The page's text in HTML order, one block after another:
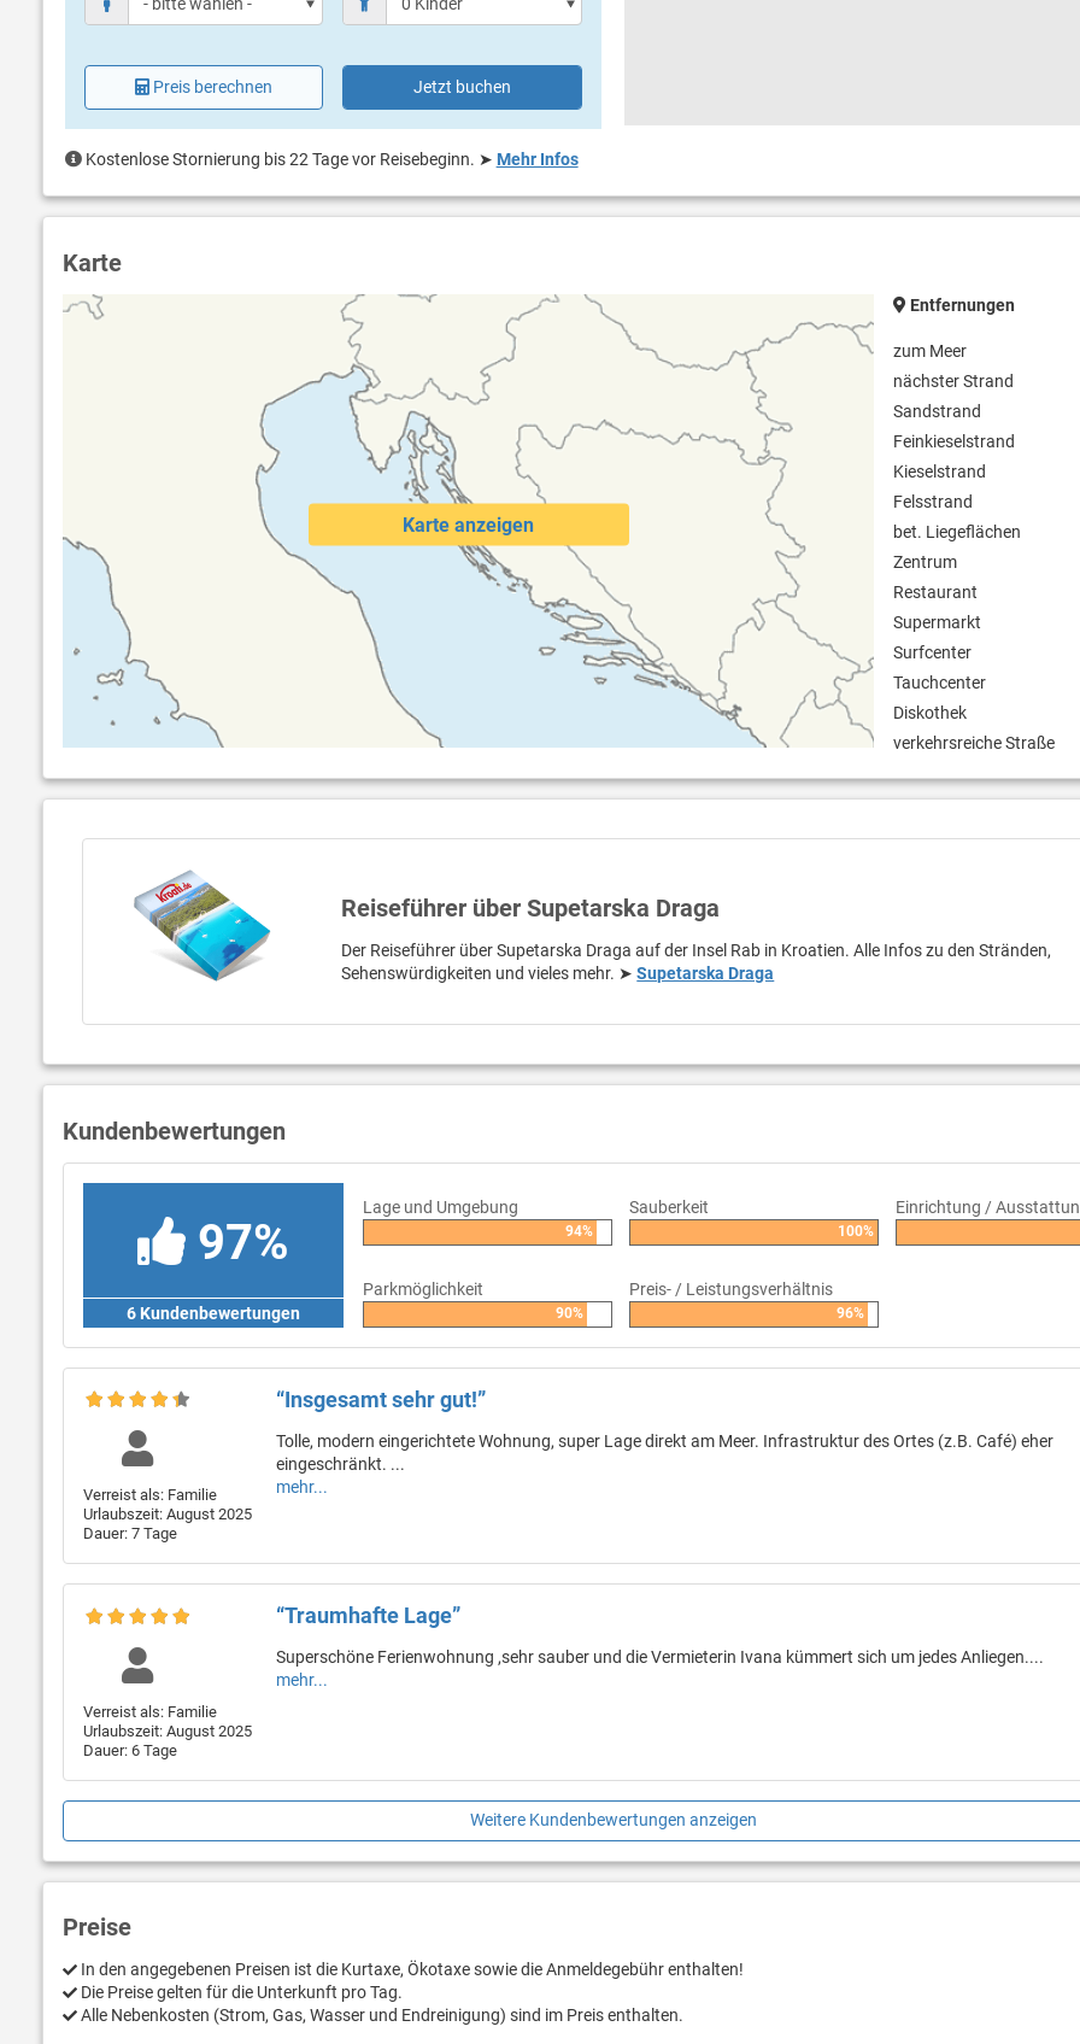
Preis berechnen Jetzt buchen
Kostenlose Stornierung bis 22 Tage vor Reisebeginn. ➤ Mehr Infos
Karte
Karte anzeigen
Entfernungen
zum Meer
nächster Strand
Sandstrand
Feinkieselstrand
Kieselstrand
Felsstrand
bet. Liegeflächen
Zentrum
Restaurant
Supermarkt
Surfcenter
Tauchcenter
Diskothek
verkehrsreiche Straße
Reiseführer über Supetarska Draga
Der Reiseführer über Supetarska Draga auf der Insel Rab in Kroatien. Alle Infos zu den Stränden,
Sehenswürdigkeiten und vieles mehr. ➤Supetarska Draga
Kundenbewertungen
97%
6 Kundenbewertungen
Lage und Umgebung
94%
Sauberkeit
100%
Einrichtung /
Parkmöglichkeit
90%
Preis- / Leistungsverhältnis
96%
Verreist als: Familie
Urlaubszeit: August 2025
Dauer: 7 Tage
“Insgesamt sehr gut!”
Tolle, modern eingerichtete Wohnung, super Lage direkt am Meer. Infrastruktur des Ortes (z.B. Café) eher
eingeschränkt. ...
mehr...
Verreist als: Familie
Urlaubszeit: August 2025
Dauer: 6 Tage
“Traumhafte Lage”
Superschöne Ferienwohnung ,sehr sauber und die Vermieterin Ivana kümmert sich um jedes Anliegen....
mehr...
Weitere Kundenbewertungen anzeigen
Preise
In den angegebenen Preisen ist die Kurtaxe, Ökotaxe sowie die Anmeldegebühr enthalten!
Die Preise gelten für die Unterkunft pro Tag.
Alle Nebenkosten (Strom, Gas, Wasser und Endreinigung) sind im Preis enthalten.